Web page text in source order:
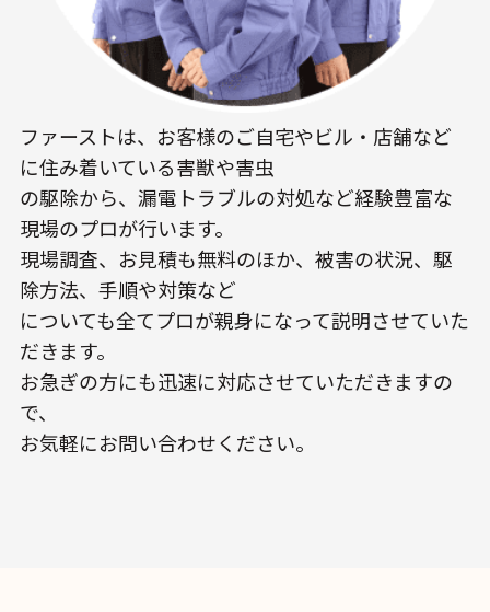
ファーストは、お客様のご自宅やビル・店舗など
に住み着いている害獣や害虫
の駆除から、漏電トラブルの対処など経験豊富な
現場のプロが行います。
現場調査、お見積も無料のほか、被害の状況、駆
除方法、手順や対策など
についても全てプロが親身になって説明させていた
だきます。
お急ぎの方にも迅速に対応させていただきますの
で、
お気軽にお問い合わせください。